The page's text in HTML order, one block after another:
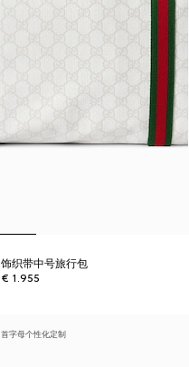
饰织带中号旅行包
€ 1.955
首字母个性化定制